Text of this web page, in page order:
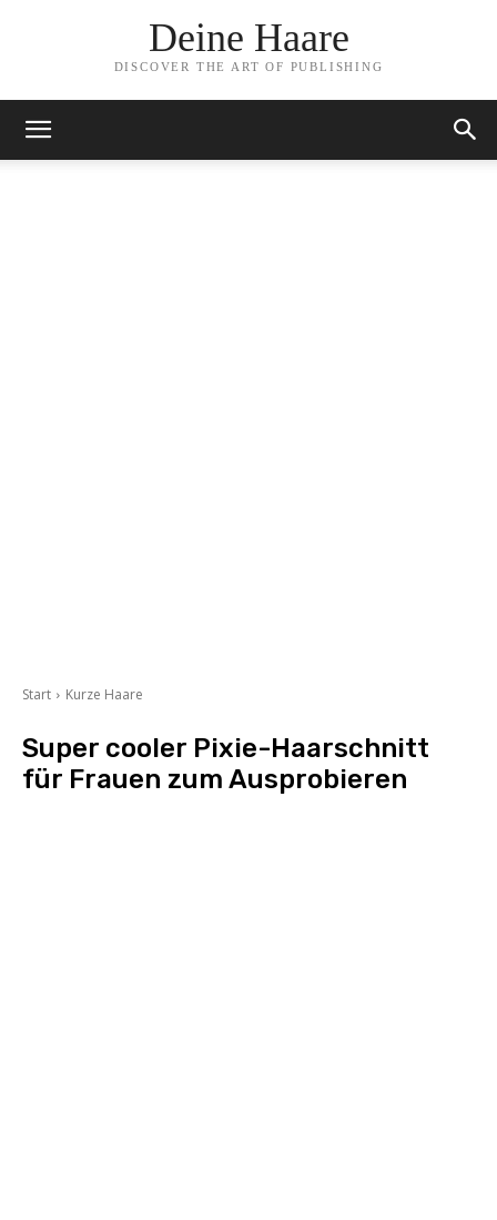
Deine Haare
DISCOVER THE ART OF PUBLISHING
Start Kurze Haare
Super cooler Pixie-Haarschnitt
für Frauen zum Ausprobieren